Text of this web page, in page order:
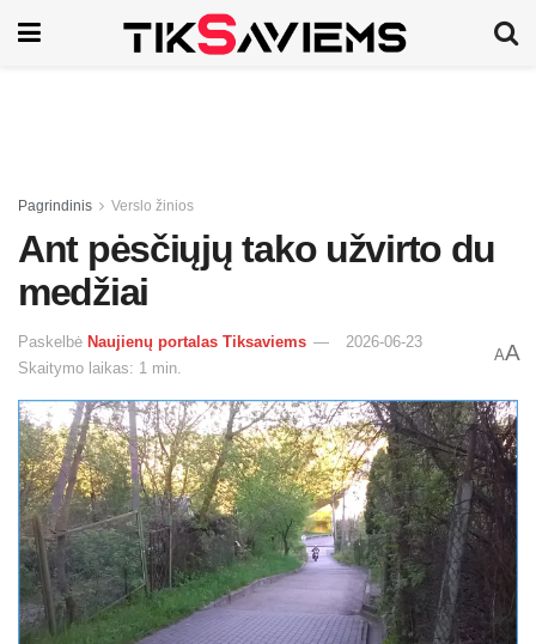
Pagrindinis Verslo žinios
Ant pėsčiųjų tako užvirto du
medžiai
Paskelbė Naujienų portalas Tiksaviems
2026-06-23
Skaitymo laikas: 1 min.
AA